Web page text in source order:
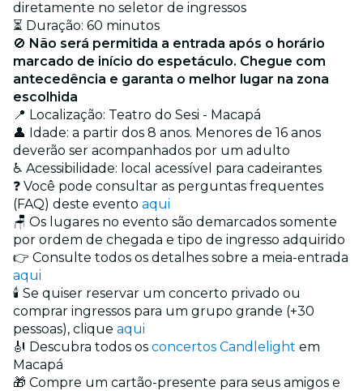
diretamente no seletor de ingressos
⏳ Duração: 60 minutos
🚫 Não será permitida a entrada após o horário
marcado de início do espetáculo. Chegue com
antecedência e garanta o melhor lugar na zona
escolhida
📍 Localização: Teatro do Sesi - Macapá
👤 Idade: a partir dos 8 anos. Menores de 16 anos
deverão ser acompanhados por um adulto
♿ Acessibilidade: local acessível para cadeirantes
❓ Você pode consultar as perguntas frequentes
(FAQ) deste evento aqui
🪑 Os lugares no evento são demarcados somente
por ordem de chegada e tipo de ingresso adquirido
👉 Consulte todos os detalhes sobre a meia-entrada
aqui
🕯️ Se quiser reservar um concerto privado ou
comprar ingressos para um grupo grande (+30
pessoas), clique aqui
🎻 Descubra todos os concertos Candlelight em
Macapá
🎁 Compre um cartão-presente para seus amigos e